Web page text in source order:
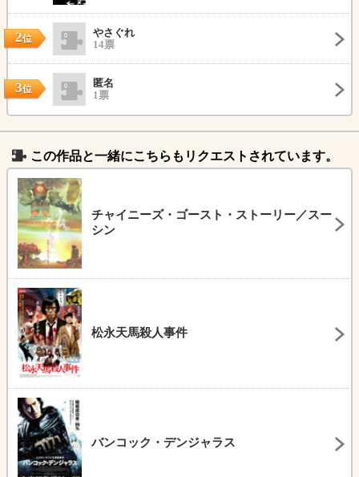
2位
やさぐれ
14票
3位
匿名
1票
この作品と一緒にこちらもリクエストされています。
チャイニーズ・ゴースト・ストーリー／スー
シン
松永天馬殺人事件
バンコック・デンジャラス